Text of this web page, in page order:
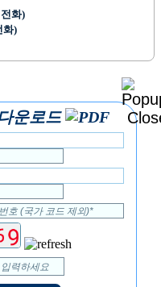
화)
화)
운로드